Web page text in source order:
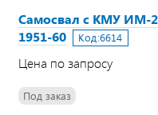
Самосвал с КМУ ИМ-
1951-60
Код:6614
Цена по запросу
Под заказ